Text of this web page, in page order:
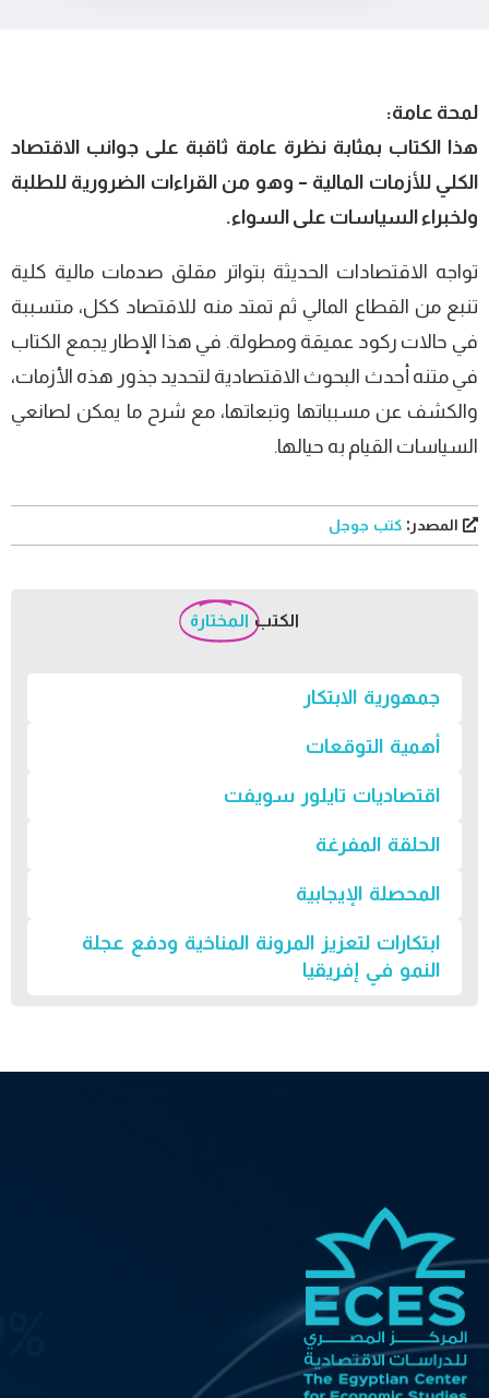
لمحة عامة:
هذا الكتاب بمثابة نظرة عامة ثاقبة على جوانب الاقتصاد
الكلي للأزمات المالية – وهو من القراءات الضرورية للطلبة
ولخبراء السياسات على السواء.
تواجه الاقتصادات الحديثة بتواتر مقلق صدمات مالية كلية
تنبع من القطاع المالي ثم تمتد منه للاقتصاد ككل، متسببة
في حالات ركود عميقة ومطولة. في هذا الإطار يجمع الكتاب
في متنه أحدث البحوث الاقتصادية لتحديد جذور هذه الأزمات،
والكشف عن مسبباتها وتبعاتها، مع شرح ما يمكن لصانعي
السياسات القيام به حيالها.
المصدر: كتب جوجل
الكتب المختارة
جمهورية الابتكار
أهمية التوقعات
اقتصاديات تايلور سويفت
الحلقة المفرغة
المحصلة الإيجابية
ابتكارات لتعزيز المرونة المناخية ودفع عجلة
النمو في إفريقيا